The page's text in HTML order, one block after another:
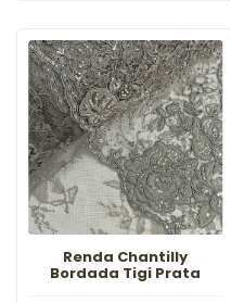
Renda Chantilly
Bordada Tigi Prata